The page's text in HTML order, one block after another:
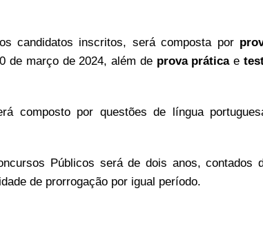
candidatos inscritos, será composta por
de março de 2024, além de prova práticae
composto por questões de língua
Públicos será de dois anos, contados
de prorrogação por igual período.